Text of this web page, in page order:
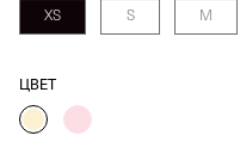
XS S M
ЦВЕТ